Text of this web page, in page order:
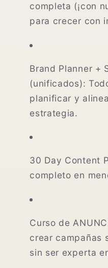
completa (¡con
para crecer con
Brand Planner +
(unificados):
planificar y
estrategia.
30 Day Content
completo en
Curso de
crear campañas
sin ser experta